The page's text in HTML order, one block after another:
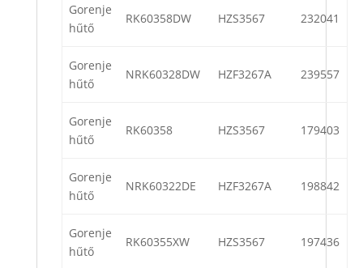
Gorenje
hűtő
RK60358DW HZS3567 232041
Gorenje
hűtő
NRK60328DW HZF3267A 239557
Gorenje
hűtő
RK60358 HZS3567 179403
Gorenje
hűtő
NRK60322DE HZF3267A 198842
Gorenje
hűtő
RK60355XW HZS3567 197436